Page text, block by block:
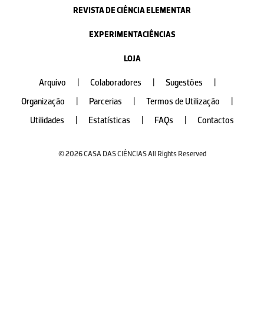
REVISTA DE CIÊNCIA ELEMENTAR
EXPERIMENTACIÊNCIAS
LOJA
Arquivo Colaboradores Sugestões
Organização
Parcerias Termos de Utilização
Utilidades
Estatísticas FAQs Contactos
© 2026 CASA DAS CIÊNCIAS All Rights Reserved